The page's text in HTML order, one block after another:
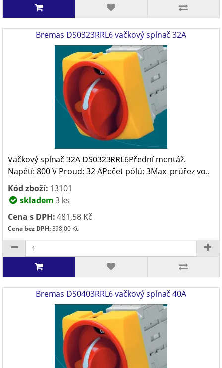
Bremas DS0323RRL6 vačkový spínač 32A
Vačkový spínač 32A DS0323RRL6Přední montáž.
Napětí: 800 V Proud: 32 APočet pólů: 3Max. průřez vo..
Kód zboží: 13101
skladem 3 ks
Cena s DPH: 481,58 Kč
Cena bez DPH:398,00 Kč
Bremas DS0403RRL6 vačkový spínač 40A